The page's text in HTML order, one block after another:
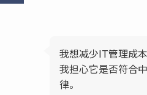
我想减少IT管理成本
我担心它是否符合
律。